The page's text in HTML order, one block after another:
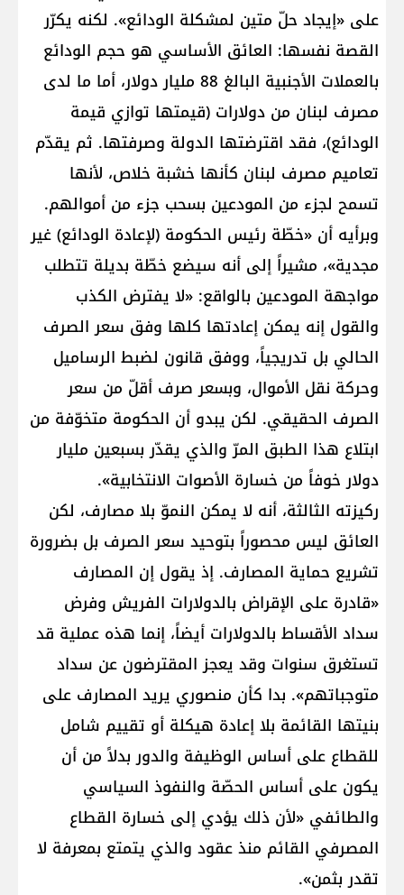
على «إيجاد حلّ متين لمشكلة الودائع». لكنه يكرّر
القصة نفسها: العائق الأساسي هو حجم الودائع
بالعملات الأجنبية البالغ 88 مليار دولار، أما ما لدى
مصرف لبنان من دولارات (قيمتها توازي قيمة
الودائع)، فقد اقترضتها الدولة وصرفتها. ثم يقدّم
تعاميم مصرف لبنان كأنها خشبة خلاص، لأنها
تسمح لجزء من المودعين بسحب جزء من أموالهم.
وبرأيه أن «خطّة رئيس الحكومة (لإعادة الودائع) غير
مجدية»، مشيراً إلى أنه سيضع خطّة بديلة تتطلب
مواجهة المودعين بالواقع: «لا يفترض الكذب
والقول إنه يمكن إعادتها كلها وفق سعر الصرف
الحالي بل تدريجياً، ووفق قانون لضبط الرساميل
وحركة نقل الأموال، وبسعر صرف أقلّ من سعر
الصرف الحقيقي. لكن يبدو أن الحكومة متخوّفة من
ابتلاع هذا الطبق المرّ والذي يقدّر بسبعين مليار
دولار خوفاً من خسارة الأصوات الانتخابية».
ركيزته الثالثة، أنه لا يمكن النموّ بلا مصارف، لكن
العائق ليس محصوراً بتوحيد سعر الصرف بل بضرورة
تشريع حماية المصارف. إذ يقول إن المصارف
«قادرة على الإقراض بالدولارات الفريش وفرض
سداد الأقساط بالدولارات أيضاً، إنما هذه عملية قد
تستغرق سنوات وقد يعجز المقترضون عن سداد
متوجباتهم». بدا كأن منصوري يريد المصارف على
بنيتها القائمة بلا إعادة هيكلة أو تقييم شامل
للقطاع على أساس الوظيفة والدور بدلاً من أن
يكون على أساس الحصّة والنفوذ السياسي
والطائفي «لأن ذلك يؤدي إلى خسارة القطاع
المصرفي القائم منذ عقود والذي يتمتع بمعرفة لا
تقدر بثمن».